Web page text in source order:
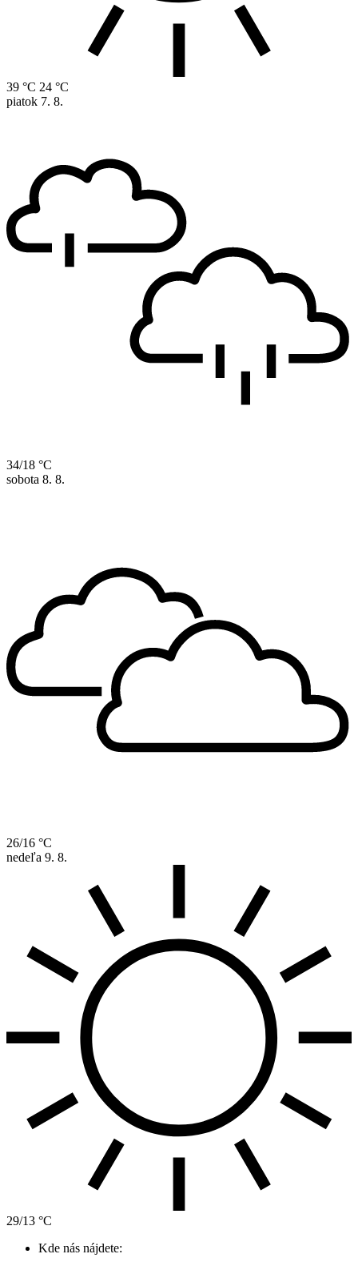
39 °C 24 °C
piatok 7. 8.
34/18 °C
sobota 8. 8.
26/16 °C
nedeľa 9. 8.
29/13 °C
Kde nás nájdete: